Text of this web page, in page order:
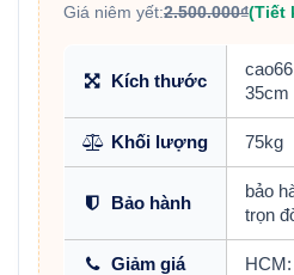
Giá niêm yết:2.500.000₫(Tiết
Kích thước
35cm
Khối lượng 75kg
Bảo hành
bảo
trọn
Giảm giá